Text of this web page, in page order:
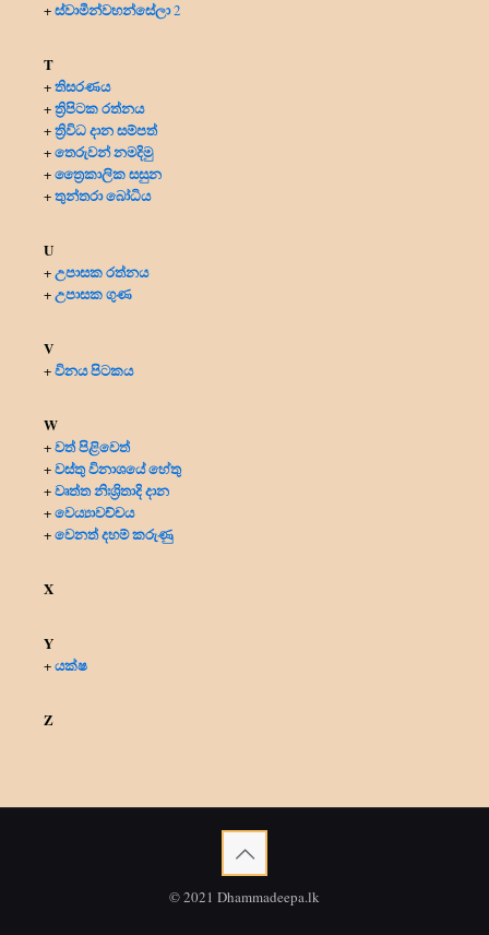
+ස්වාමීන්වහන්සේලා2
T
+තිසරණය
+ත්‍රිපිටක රත්නය
+ත්‍රිවිධ දාන සම්පත්
+තෙරුවන් නමදිමු
+ත්‍රෛකාලික සසුන
+තුන්තරා බෝධිය
U
+උපාසක රත්නය
+උපාසක ගුණ
V
+විනය පිටකය
W
+වත් පිළිවෙත්
+වස්තු විනාශයේ හේතු
+වෘත්ත නිඃශ්‍රිතාදි දාන
+වෙය්‍යාවච්චය
+වෙනත් දහම් කරුණු
X
Y
+යක්ෂ
Z
© 2021 Dhammadeepa.lk